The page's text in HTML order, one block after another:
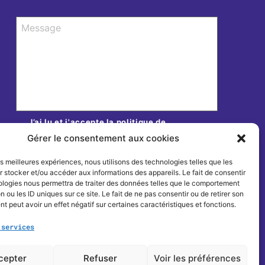
Gérer le consentement aux cookies
meilleures expériences, nous utilisons des technologies telles que les
stocker et/ou accéder aux informations des appareils. Le fait de consentir
nous permettra de traiter des données telles que le comportement
ou les ID uniques sur ce site. Le fait de ne pas consentir ou de retirer son
peut avoir un effet négatif sur certaines caractéristiques et fonctions.
Refuser Voir les préférences
J’ai lu et j'accepte la politique de
Accepter
hCaptcha